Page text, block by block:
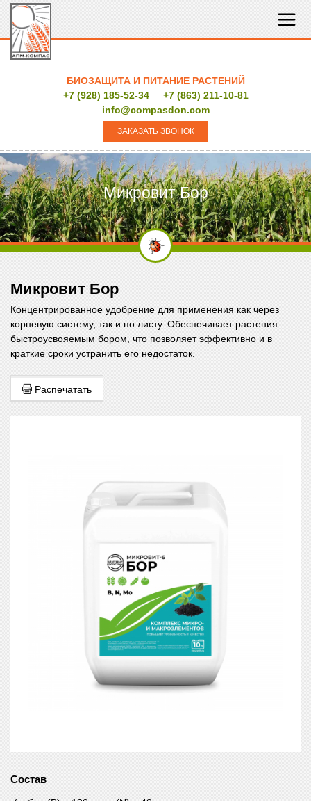
БИОЗАЩИТА И ПИТАНИЕ РАСТЕНИЙ
+7 (928) 185-52-34
+7 (863) 211-10-81
info@compasdon.com
ЗАКАЗАТЬ ЗВОНОК
Микровит Бор
Микровит Бор
Концентрированное удобрение для применения как через
корневую систему, так и по листу. Обеспечивает растения
быстроусвояемым бором, что позволяет эффективно и в
краткие сроки устранить его недостаток.
Распечатать
Состав